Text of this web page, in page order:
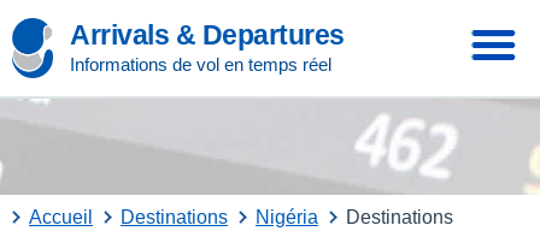
Arrivals & Departures
Informations de vol en temps réel
Accueil Destinations Nigéria Destinations